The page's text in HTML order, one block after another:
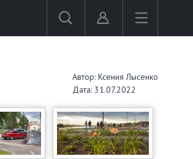
Автор: Ксения Лысенко
Дата: 31.07.2022